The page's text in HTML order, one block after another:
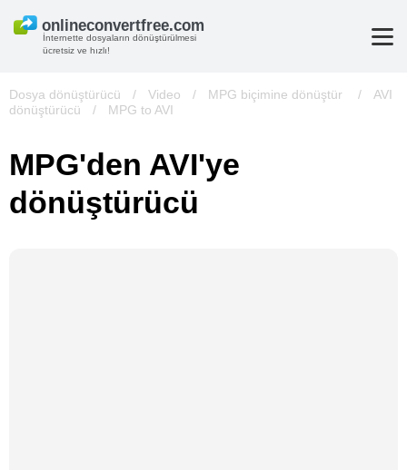
İnternette dosyaların dönüştürülmesi
ücretsiz ve hızlı!
Dosya dönüştürücü / Video / MPG biçimine dönüştür /
AVI
dönüştürücü
/ MPG to AVI
MPG'den AVI'ye
dönüştürücü